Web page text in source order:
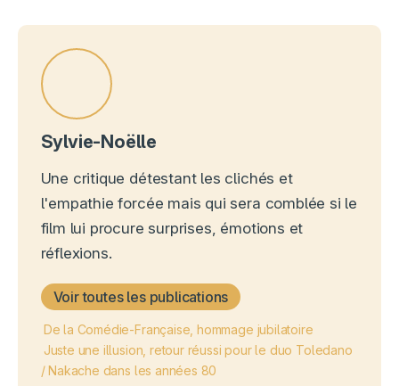
Sylvie-Noëlle
Une critique détestant les clichés et
l'empathie forcée mais qui sera comblée si le
film lui procure surprises, émotions et
réflexions.
Voir toutes les publications
De la Comédie-Française, hommage jubilatoire
Juste une illusion, retour réussi pour le duo Toledano
/ Nakache dans les années 80